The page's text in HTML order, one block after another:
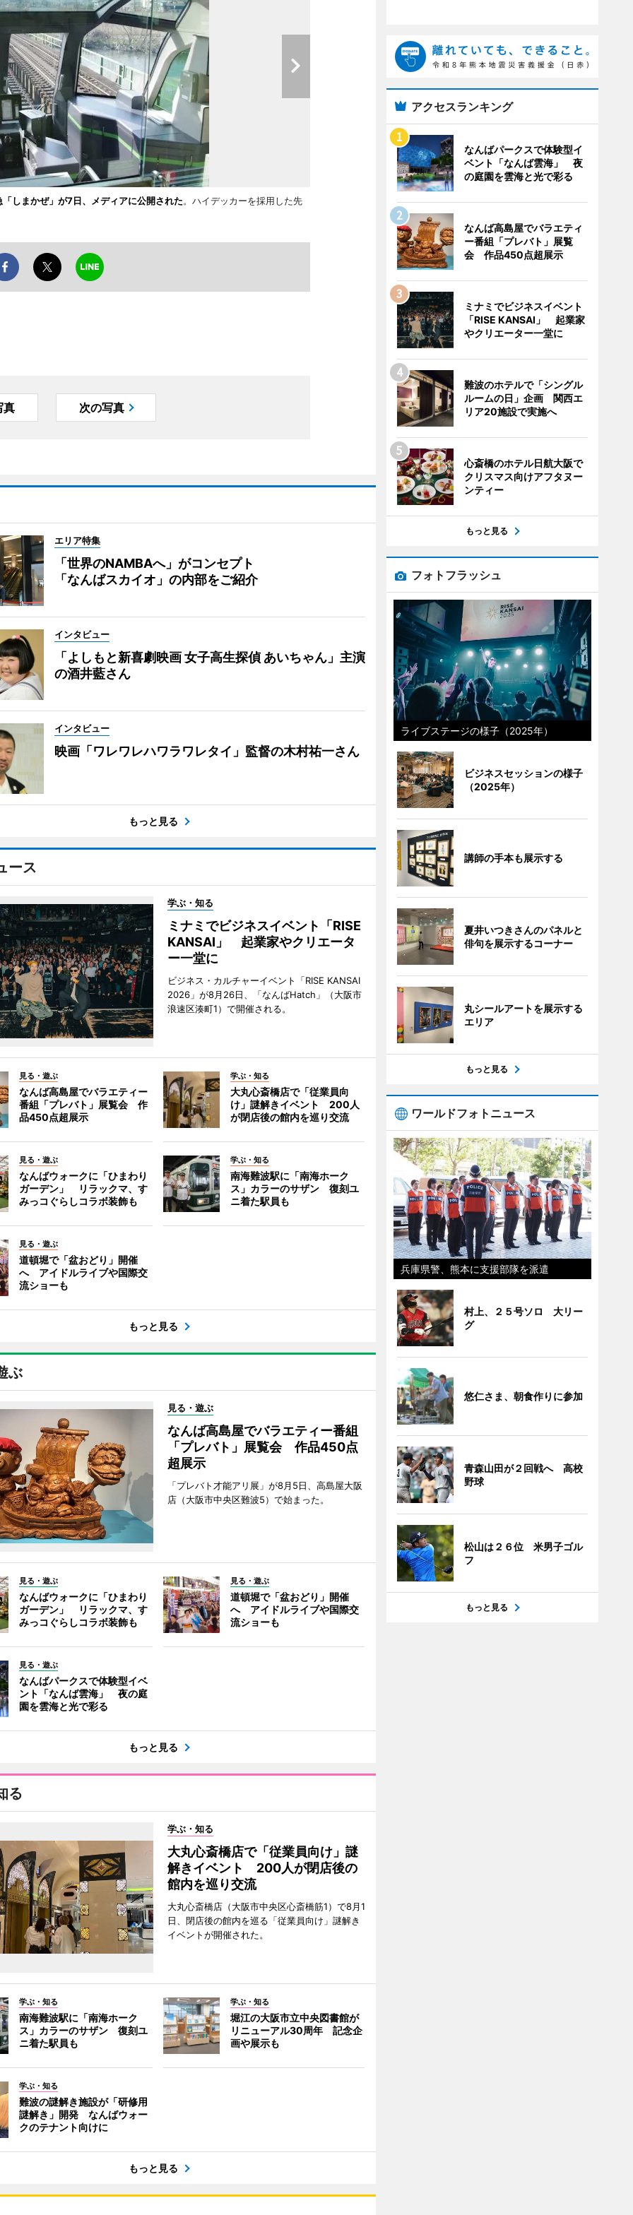
しまかぜ」が7日、メディアに公開された。ハイデッカーを採用した先
真 次の写真
エリア特集
「世界のNAMBAへ」がコンセプト
「なんばスカイオ」の内部をご紹介
インタビュー
「よしもと新喜劇映画 女子高生探偵 あいちゃん」主演
の酒井藍さん
インタビュー
映画「ワレワレハワラワレタイ」監督の木村祐一さん
もっと見る
ース
学ぶ・知る
ミナミでビジネスイベント「RISE
KANSAI」 起業家やクリエータ
ー一堂に
ビジネス・カルチャーイベント「RISE KANSAI
2026」が8月26日、「なんばHatch」（大阪市
浪速区湊町1）で開催される。
見る・遊ぶ
なんば高島屋でバラエティー
番組「プレバト」展覧会 作
品450点超展示
学ぶ・知る
大丸心斎橋店で「従業員向
け」謎解きイベント 200人
が閉店後の館内を巡り交流
見る・遊ぶ
なんばウォークに「ひまわり
ガーデン」 リラックマ、す
みっコぐらしコラボ装飾も
学ぶ・知る
南海難波駅に「南海ホーク
ス」カラーのサザン 復刻ユ
ニ着た駅員も
見る・遊ぶ
道頓堀で「盆おどり」開催
へ アイドルライブや国際交
流ショーも
もっと見る
ぶ
見る・遊ぶ
なんば高島屋でバラエティー番組
「プレバト」展覧会 作品450点
超展示
「プレバト才能アリ展」が8月5日、高島屋大阪
店（大阪市中央区難波5）で始まった。
見る・遊ぶ
なんばウォークに「ひまわり
ガーデン」 リラックマ、す
みっコぐらしコラボ装飾も
見る・遊ぶ
道頓堀で「盆おどり」開催
へ アイドルライブや国際交
流ショーも
見る・遊ぶ
なんばパークスで体験型イベ
ント「なんば雲海」 夜の庭
園を雲海と光で彩る
もっと見る
る
学ぶ・知る
大丸心斎橋店で「従業員向け」謎
解きイベント 200人が閉店後の
館内を巡り交流
大丸心斎橋店（大阪市中央区心斎橋筋1）で8月1
日、閉店後の館内を巡る「従業員向け」謎解き
イベントが開催された。
学ぶ・知る
南海難波駅に「南海ホーク
ス」カラーのサザン 復刻ユ
ニ着た駅員も
学ぶ・知る
堀江の大阪市立中央図書館が
リニューアル30周年 記念企
画や展示も
学ぶ・知る
難波の謎解き施設が「研修用
謎解き」開発 なんばウォー
クのテナント向けに
もっと見る
アクセスランキング
なんばパークスで体験型イ
ベント「なんば雲海」 夜
の庭園を雲海と光で彩る
なんば高島屋でバラエティ
ー番組「プレバト」展覧
会 作品450点超展示
ミナミでビジネスイベント
「RISE KANSAI」 起業家
やクリエーター一堂に
難波のホテルで「シングル
ルームの日」企画 関西エ
リア20施設で実施へ
心斎橋のホテル日航大阪で
クリスマス向けアフタヌー
ンティー
もっと見る
フォトフラッシュ
ライブステージの様子（2025年）
ビジネスセッションの様子
（2025年）
講師の手本も展示する
夏井いつきさんのパネルと
俳句を展示するコーナー
丸シールアートを展示する
エリア
もっと見る
ワールドフォトニュース
兵庫県警、熊本に支援部隊を派遣
村上、２５号ソロ 大リー
グ
悠仁さま、朝食作りに参加
青森山田が２回戦へ 高校
野球
松山は２６位 米男子ゴル
フ
もっと見る